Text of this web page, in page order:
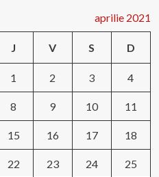
aprilie 2021
J V S D
1 2 3 4
8 9 10 11
15 16 17 18
22 23 24 25